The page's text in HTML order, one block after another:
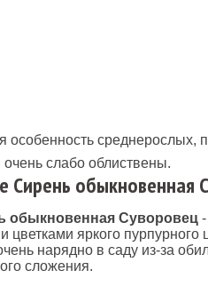
особенность
очень слабо облиствены.
Сирень обыкновенная
обыкновенная Суворовец-
цветками яркого
нарядно в саду из-за
сложения.